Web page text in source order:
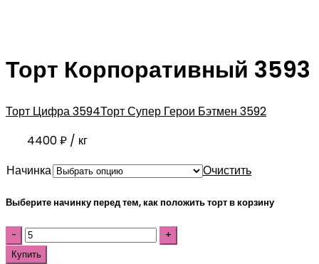
Торт Корпоративный 3593
Торт Цифра 3594Торт Супер Герои Бэтмен 3592
4400₽ / кг
Начинка
Очистить
Выберите начинку перед тем, как положить торт в корзину
Купить